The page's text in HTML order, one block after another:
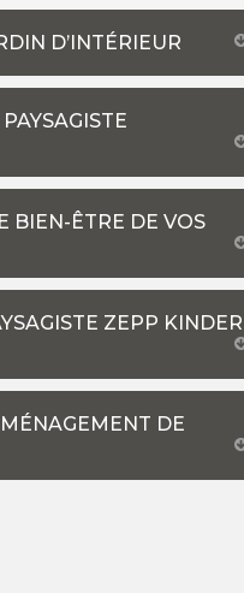
D’INTÉRIEUR
BIEN-ÊTRE DE VOS
ZEPP KINDER
DE